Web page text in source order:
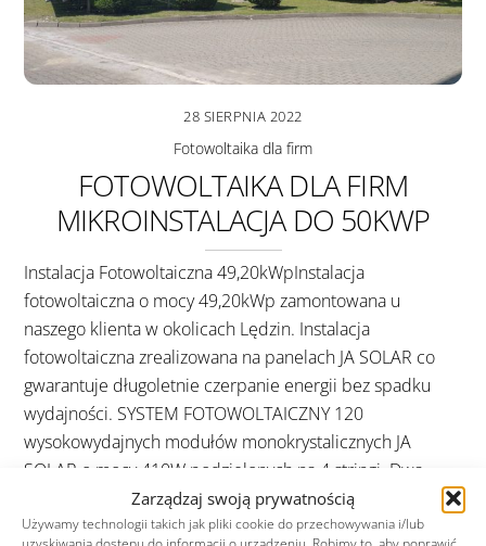
Zarządzaj swoją prywatnością
Używamy technologii takich jak pliki cookie do przechowywania i/lub
28 SIERPNIA 2022
Fotowoltaika dla firm
FOTOWOLTAIKA DLA FIRM
MIKROINSTALACJA DO 50KWP
Instalacja Fotowoltaiczna 49,20kWpInstalacja
fotowoltaiczna o mocy 49,20kWp zamontowana u
naszego klienta w okolicach Lędzin. Instalacja
fotowoltaiczna zrealizowana na panelach JA SOLAR co
gwarantuje długoletnie czerpanie energii bez spadku
wydajności. SYSTEM FOTOWOLTAICZNY 120
wysokowydajnych modułów monokrystalicznych JA
SOLAR o mocy 410W podzielonych na 4 stringi. Dwa
inwertery sieciowe firmy FOXESS typu T25-G3. Złączki
szeregowe MC4. Przewód […]